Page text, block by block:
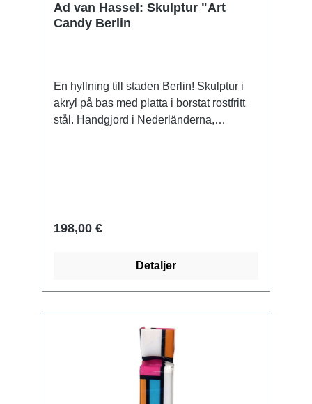
Ad van Hassel: Skulptur "Art
Candy Berlin
En hyllning till staden Berlin! Skulptur i
akryl på bas med platta i borstat rostfritt
stål. Handgjord i Nederländerna,
198,00 €
Detaljer